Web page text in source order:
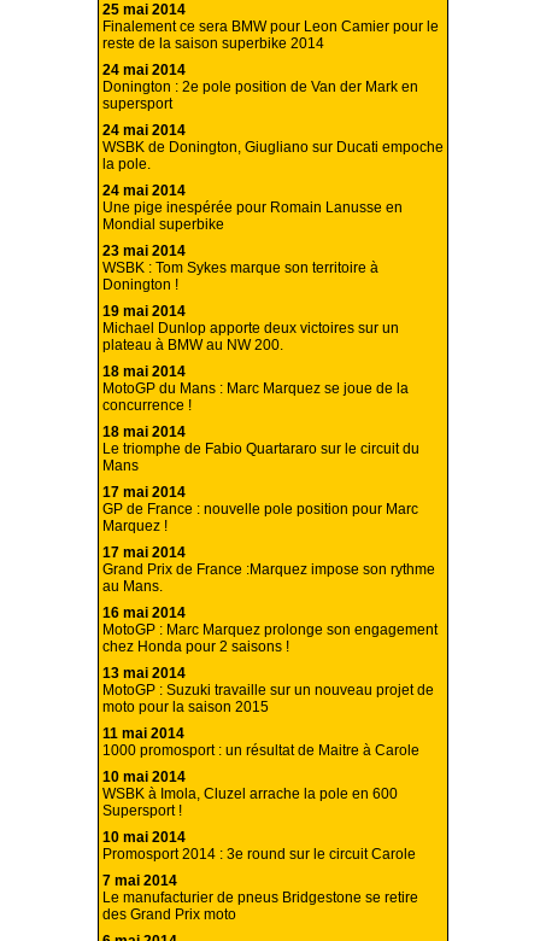
25 mai 2014
Finalement ce sera BMW pour Leon Camier pour le
reste de la saison superbike 2014
24 mai 2014
Donington : 2e pole position de Van der Mark en
supersport
24 mai 2014
WSBK de Donington, Giugliano sur Ducati empoche
la pole.
24 mai 2014
Une pige inespérée pour Romain Lanusse en
Mondial superbike
23 mai 2014
WSBK : Tom Sykes marque son territoire à
Donington !
19 mai 2014
Michael Dunlop apporte deux victoires sur un
plateau à BMW au NW 200.
18 mai 2014
MotoGP du Mans : Marc Marquez se joue de la
concurrence !
18 mai 2014
Le triomphe de Fabio Quartararo sur le circuit du
Mans
17 mai 2014
GP de France : nouvelle pole position pour Marc
Marquez !
17 mai 2014
Grand Prix de France :Marquez impose son rythme
au Mans.
16 mai 2014
MotoGP : Marc Marquez prolonge son engagement
chez Honda pour 2 saisons !
13 mai 2014
MotoGP : Suzuki travaille sur un nouveau projet de
moto pour la saison 2015
11 mai 2014
1000 promosport : un résultat de Maitre à Carole
10 mai 2014
WSBK à Imola, Cluzel arrache la pole en 600
Supersport !
10 mai 2014
Promosport 2014 : 3e round sur le circuit Carole
7 mai 2014
Le manufacturier de pneus Bridgestone se retire
des Grand Prix moto